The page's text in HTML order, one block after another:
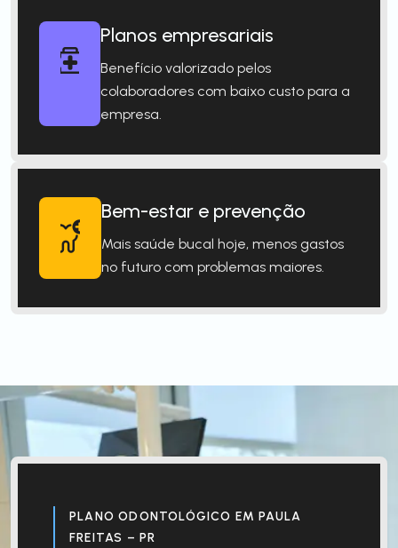
Planos empresariais
Benefício valorizado pelos
colaboradores com baixo custo para a
empresa.
Bem-estar e prevenção
Mais saúde bucal hoje, menos gastos
no futuro com problemas maiores.
PLANO ODONTOLÓGICO EM PAULA
FREITAS – PR